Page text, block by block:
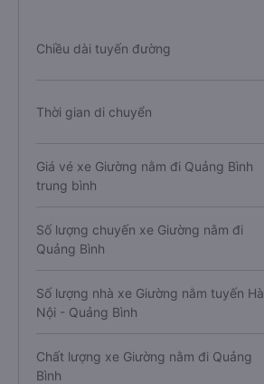
Chiều dài tuyến đường
Thời gian di chuyển
Giá vé xe Giường nằm đi Quảng Bình
trung bình
Số lượng chuyến xe Giường nằm đi
Quảng Bình
Số lượng nhà xe Giường nằm tuyến Hà
Nội - Quảng Bình
Chất lượng xe Giường nằm đi Quảng
Bình